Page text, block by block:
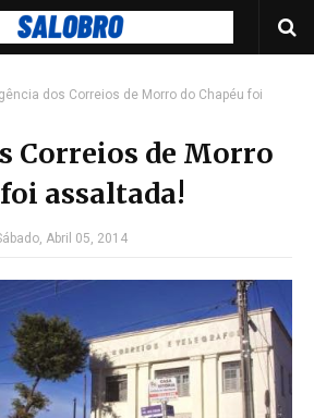
dos Correios de Morro do Chapéu foi
Correios de Morro
assaltada!
Abril 05, 2014